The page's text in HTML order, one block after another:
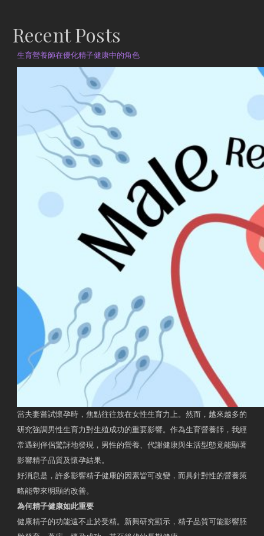
Recent Posts
生育營養師在優化精子健康中的角色
當夫妻嘗試懷孕時，焦點往往放在女性生育力上。然而，越來越多的
研究強調男性生育力對生殖成功的重要影響。作為生育營養師，我經
常遇到伴侶驚訝地發現，男性的營養、代謝健康與生活型態竟能顯著
影響精子品質及懷孕結果。
好消息是，許多影響精子健康的因素皆可改變，而具針對性的營養策
略能帶來明顯的改善。
為何精子健康如此重要
健康精子的功能遠不止於受精。新興研究顯示，精子品質可能影響胚